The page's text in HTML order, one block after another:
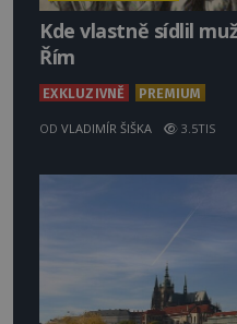
Kde vlastně sídlil
Řím
EXKLUZIVNĚ PREMIUM
OD VLADIMÍR ŠIŠKA 3.5TIS